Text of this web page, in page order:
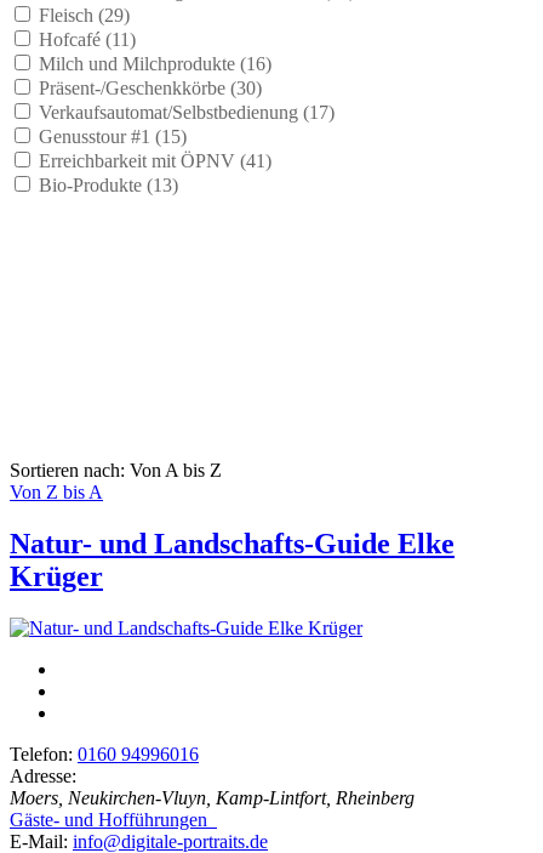
Fleisch (29)
Hofcafé (11)
Milch und Milchprodukte (16)
Präsent-/Geschenkkörbe (30)
Verkaufsautomat/Selbstbedienung (17)
Genusstour #1 (15)
Erreichbarkeit mit ÖPNV (41)
Bio-Produkte (13)
Sortieren nach: Von A bis Z
Von Z bis A
Natur- und Landschafts-Guide Elke
Krüger
Telefon: 0160 94996016
Adresse:
Moers, Neukirchen-Vluyn, Kamp-Lintfort, Rheinberg
Gäste- und Hofführungen
E-Mail: info@digitale-portraits.de